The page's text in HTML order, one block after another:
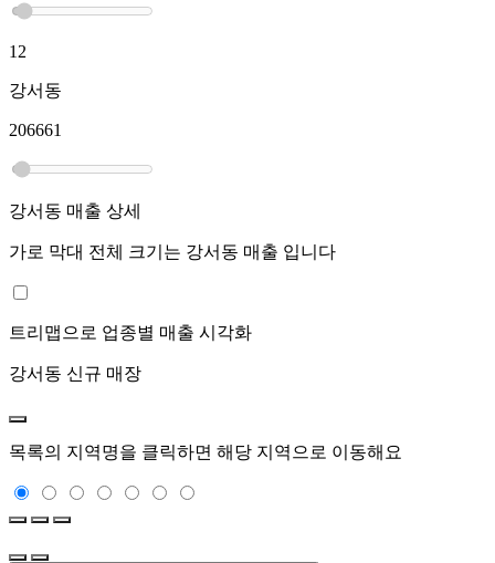
12
강서동
206661
강서동 매출 상세
가로 막대 전체 크기는 강서동 매출 입니다
트리맵으로 업종별 매출 시각화
강서동 신규 매장
목록의 지역명을 클릭하면 해당 지역으로 이동해요